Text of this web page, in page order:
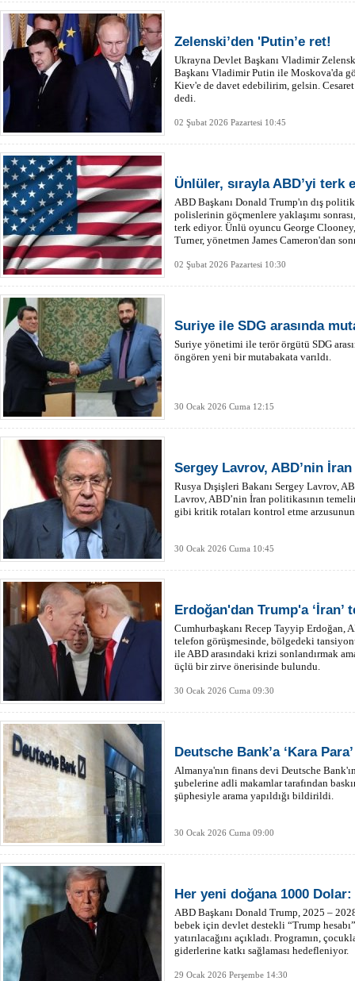
Zelenski’den 'Putin’e ret!
Ukrayna Devlet Başkanı Vladimir
Başkanı Vladimir Putin ile Moskova'da
Kiev'e de davet edebilirim, gelsin.
dedi.
02 Şubat 2026 Pazartesi 10:45
Ünlüler, sırayla ABD’yi terk
ABD Başkanı Donald Trump'ın dış
polislerinin göçmenlere yaklaşımı
terk ediyor. Ünlü oyuncu George
Turner, yönetmen James Cameron'dan
02 Şubat 2026 Pazartesi 10:30
Suriye ile SDG arasında
Suriye yönetimi ile terör örgütü SDG
öngören yeni bir mutabakata varıldı.
30 Ocak 2026 Cuma 12:15
Sergey Lavrov, ABD’nin İran
Rusya Dışişleri Bakanı Sergey Lavrov,
Lavrov, ABD’nin İran politikasının
gibi kritik rotaları kontrol etme arzusunun
30 Ocak 2026 Cuma 10:45
Erdoğan'dan Trump'a ‘İran’
Cumhurbaşkanı Recep Tayyip Erdoğan,
telefon görüşmesinde, bölgedeki
ile ABD arasındaki krizi sonlandırmak
üçlü bir zirve önerisinde bulundu.
30 Ocak 2026 Cuma 09:30
Deutsche Bank’a ‘Kara Para’
Almanya'nın finans devi Deutsche
şubelerine adli makamlar tarafından
şüphesiyle arama yapıldığı bildirildi.
30 Ocak 2026 Cuma 09:00
Her yeni doğana 1000 Dolar:
ABD Başkanı Donald Trump, 2025 –
bebek için devlet destekli “Trump
yatırılacağını açıkladı. Programın,
giderlerine katkı sağlaması hedefleniyor.
29 Ocak 2026 Perşembe 14:30